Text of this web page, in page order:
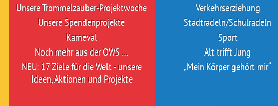
Unsere Trommelzauber-Projektwoche
Unsere Spendenprojekte
Karneval
Noch mehr aus der OWS …
NEU: 17 Ziele für die Welt - unsere
Ideen, Aktionen und Projekte
Verkehrserziehung
Stadtradeln/Schulradeln
Sport
Alt trifft Jung
„Mein Körper gehört mir“